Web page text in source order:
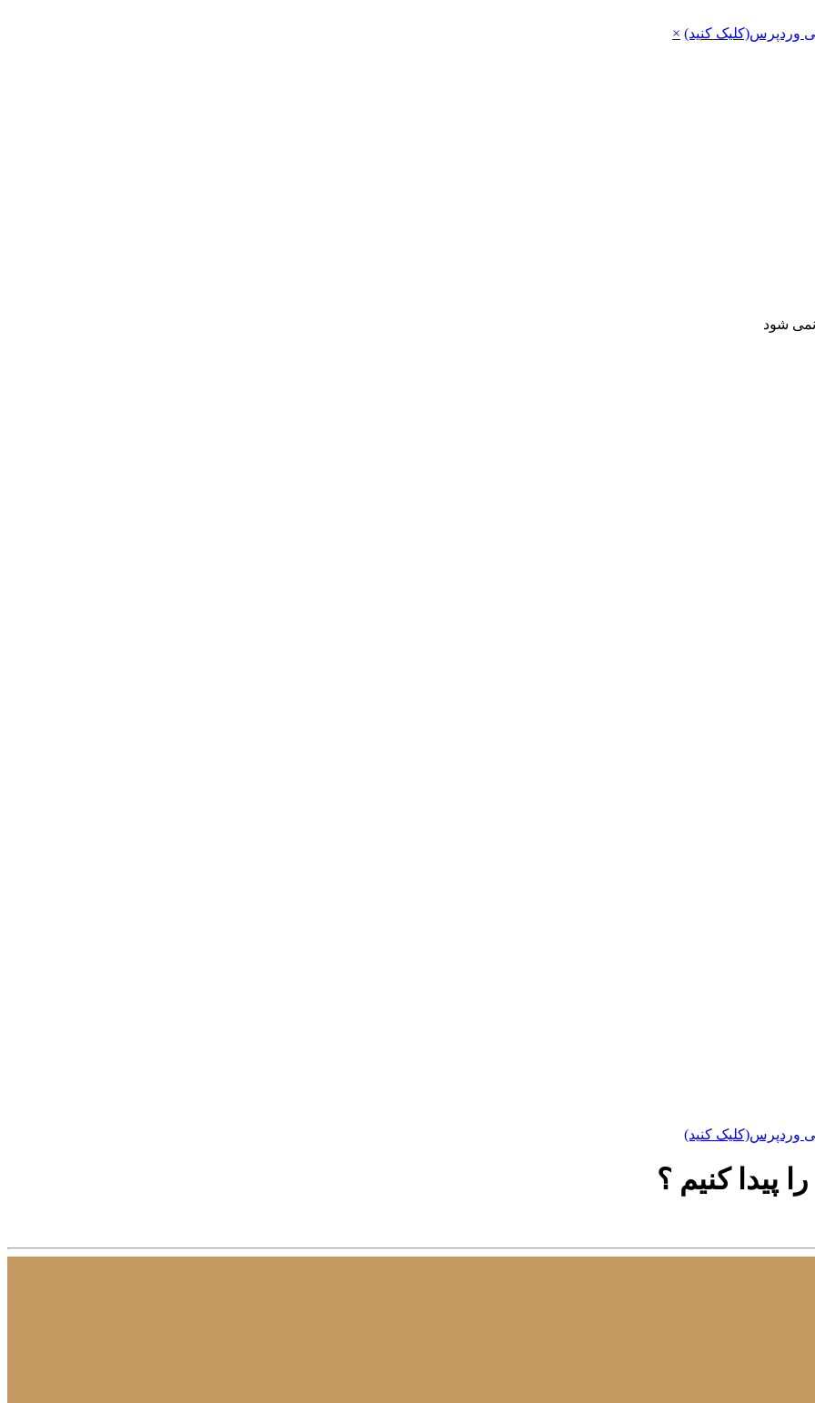
وردپرس(کلیک کنید) ×
نمی شود
وردپرس(کلیک کنید)
پیدا کنیم ؟